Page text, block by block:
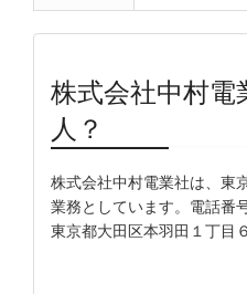
株式会社中村
人？
株式会社中村電業社は、東
業務としています。電話番
東京都大田区本羽田１丁目